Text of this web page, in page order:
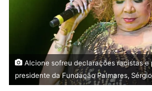
Alcione sofreu declarações racistas e
presidente da Fundação Palmares,